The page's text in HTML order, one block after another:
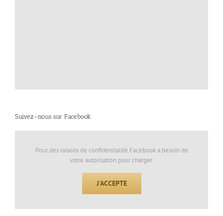
Suivez-nous sur Facebook
Pour des raisons de confidentialité Facebook a besoin de
votre autorisation pour charger.
J'ACCEPTE